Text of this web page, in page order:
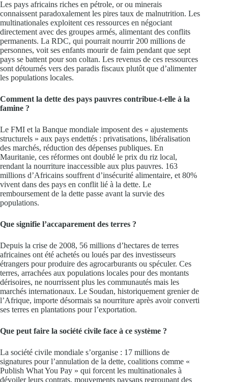
Les pays africains riches en pétrole, or ou minerais
connaissent paradoxalement les pires taux de malnutrition. Les
multinationales exploitent ces ressources en négociant
directement avec des groupes armés, alimentant des conflits
permanents. La RDC, qui pourrait nourrir 200 millions de
personnes, voit ses enfants mourir de faim pendant que sept
pays se battent pour son coltan. Les revenus de ces ressources
sont détournés vers des paradis fiscaux plutôt que d’alimenter
les populations locales.
Comment la dette des pays pauvres contribue-t-elle à la
famine ?
Le FMI et la Banque mondiale imposent des « ajustements
structurels » aux pays endettés : privatisations, libéralisation
des marchés, réduction des dépenses publiques. En
Mauritanie, ces réformes ont doublé le prix du riz local,
rendant la nourriture inaccessible aux plus pauvres. 163
millions d’Africains souffrent d’insécurité alimentaire, et 80%
vivent dans des pays en conflit lié à la dette. Le
remboursement de la dette passe avant la survie des
populations.
Que signifie l’accaparement des terres ?
Depuis la crise de 2008, 56 millions d’hectares de terres
africaines ont été achetés ou loués par des investisseurs
étrangers pour produire des agrocarburants ou spéculer. Ces
terres, arrachées aux populations locales pour des montants
dérisoires, ne nourrissent plus les communautés mais les
marchés internationaux. Le Soudan, historiquement grenier de
l’Afrique, importe désormais sa nourriture après avoir converti
ses terres en plantations pour l’exportation.
Que peut faire la société civile face à ce système ?
La société civile mondiale s’organise : 17 millions de
signatures pour l’annulation de la dette, coalitions comme «
Publish What You Pay » qui forcent les multinationales à
dévoiler leurs contrats, mouvements paysans regroupant des